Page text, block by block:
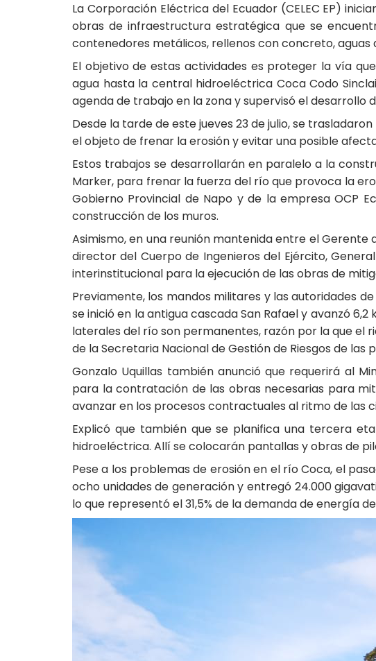
La Corporación Eléctrica del Ecuador (CELEC EP)
obras de infraestructura estratégica que se
contenedores metálicos, rellenos con concreto, aguas
El objetivo de estas actividades es proteger la vía
agua hasta la central hidroeléctrica Coca Codo
agenda de trabajo en la zona y supervisó el desarrollo
Desde la tarde de este jueves 23 de julio, se
el objeto de frenar la erosión y evitar una posible
Estos trabajos se desarrollarán en paralelo a la
Marker, para frenar la fuerza del río que provoca la
Gobierno Provincial de Napo y de la empresa OCP
construcción de los muros.
Asimismo, en una reunión mantenida entre el Gerente
director del Cuerpo de Ingenieros del Ejército,
interinstitucional para la ejecución de las obras de
Previamente, los mandos militares y las autoridades
se inició en la antigua cascada San Rafael y avanzó
laterales del río son permanentes, razón por la que el
de la Secretaria Nacional de Gestión de Riesgos de las
Gonzalo Uquillas también anunció que requerirá al
para la contratación de las obras necesarias para
avanzar en los procesos contractuales al ritmo de las
Explicó que también que se planifica una tercera
hidroeléctrica. Allí se colocarán pantallas y obras de
Pese a los problemas de erosión en el río Coca, el
ocho unidades de generación y entregó 24.000
lo que representó el 31,5% de la demanda de energía